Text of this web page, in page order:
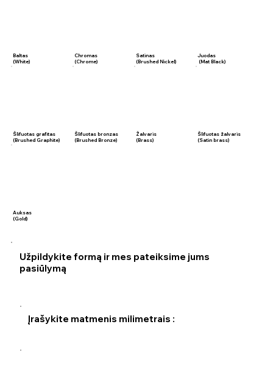
Baltas
(White)
Chromas
(Chrome)
Satinas
(Brushed Nickel)
Juodas
(Mat Black)
Šlifuotas grafitas
(Brushed Graphite)
Šlifuotas bronzas
(Brushed Bronze)
Žalvaris
(Brass)
Šlifuotas žalvaris
(Satin brass)
Auksas
(Gold)
Įrašykite matmenis milimetrais :
Užpildykite formą ir mes pateiksime jums
pasiūlymą